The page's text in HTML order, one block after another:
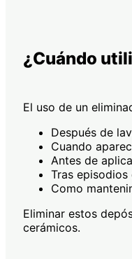
¿Cuándo
El uso de un
Después de
Cuando
Antes de
Tras
Como
Eliminar estos
cerámicos.